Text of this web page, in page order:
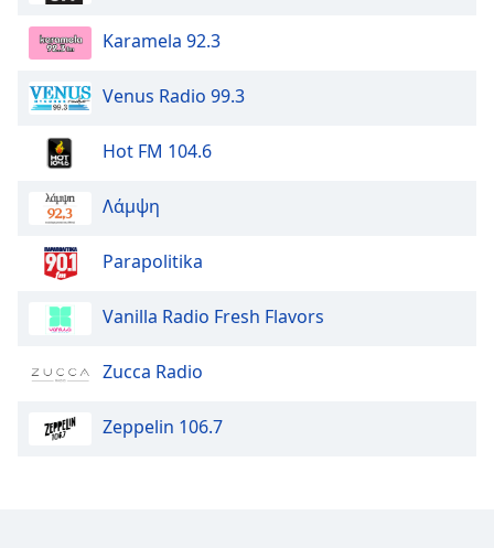
Karamela 92.3
Venus Radio 99.3
Hot FM 104.6
Λάμψη
Parapolitika
Vanilla Radio Fresh Flavors
Zucca Radio
Zeppelin 106.7